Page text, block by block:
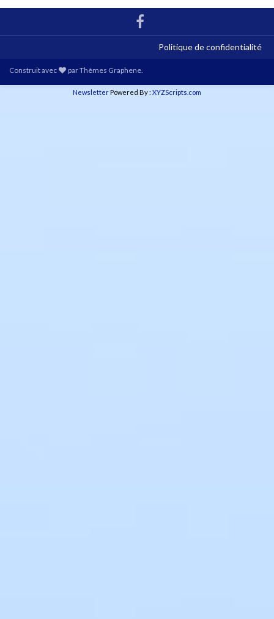
Politique de confidentialité
Construit avec parThèmes Graphene.
NewsletterPowered By : XYZScripts.com